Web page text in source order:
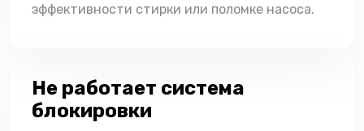
эффективности стирки или поломке насоса.
Не работает система
блокировки